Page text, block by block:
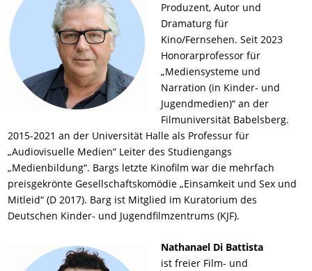
Produzent, Autor und
Dramaturg für
Kino/Fernsehen. Seit 2023
Honorarprofessor für
„Mediensysteme und
Narration (in Kinder- und
Jugendmedien)“ an der
Filmuniversität Babelsberg.
2015-2021 an der Universität Halle als Professur für
„Audiovisuelle Medien“ Leiter des Studiengangs
„Medienbildung“. Bargs letzte Kinofilm war die mehrfach
preisgekrönte Gesellschaftskomödie „Einsamkeit und Sex und
Mitleid“ (D 2017). Barg ist Mitglied im Kuratorium des
Deutschen Kinder- und Jugendfilmzentrums (KJF).
Nathanael Di Battista
ist freier Film- und